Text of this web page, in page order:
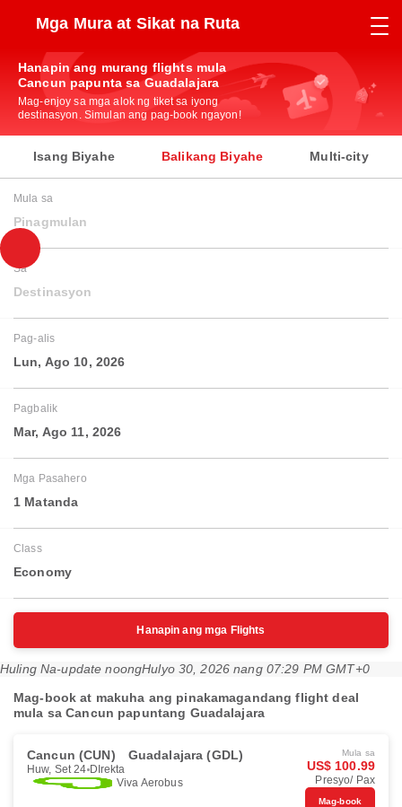
Mga Mura at Sikat na Ruta
Hanapin ang murang flights mula
Cancun papunta sa Guadalajara
Mag-enjoy sa mga alok ng tiket sa iyong
destinasyon. Simulan ang pag-book ngayon!
Isang Biyahe Balikang Biyahe Multi-city
Mula sa
Pinagmulan
Sa
Destinasyon
Pag-alis
Lun, Ago 10, 2026
Pagbalik
Mar, Ago 11, 2026
Mga Pasahero
1 Matanda
Class
Economy
Hanapin ang mga Flights
Huling Na-update noongHulyo 30, 2026 nang 07:29 PM GMT+0
Mag-book at makuha ang pinakamagandang flight deal
mula sa Cancun papuntang Guadalajara
Cancun (CUN) Guadalajara (GDL)
Huw, Set 24 DIrekta
Viva Aerobus
Mula sa
US$ 100.99
Presyo/ Pax
Mag-book